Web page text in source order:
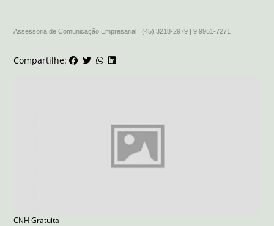
Assessoria de Comunicação Empresarial | (45) 3218-2979 | 9 9951-7271
Compartilhe:
CNH Gratuita